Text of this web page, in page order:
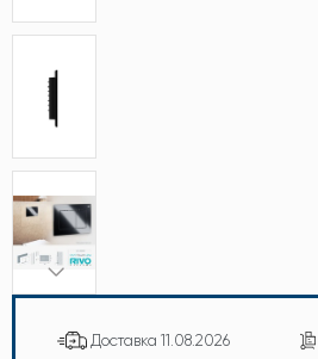
Доставка 11.08.2026